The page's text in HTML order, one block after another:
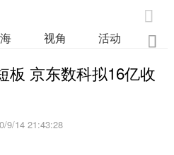

视角 活动 业

板 京东数科拟16亿收
9/14 21:43:28